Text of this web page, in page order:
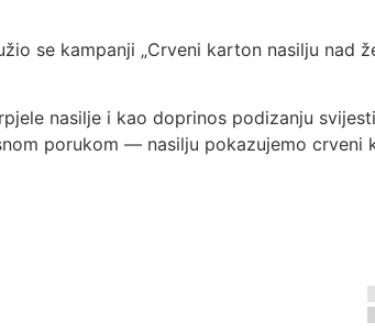
se kampanji „Crveni karton nasilju nad
nasilje i kao doprinos podizanju
porukom — nasilju pokazujemo crveni